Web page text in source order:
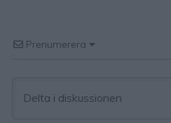
Prenumerera